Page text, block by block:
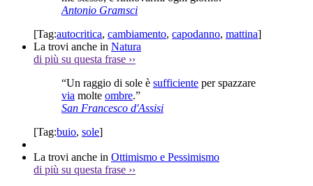
Antonio Gramsci
[Tag:autocritica, cambiamento, capodanno, mattina]
La trovi anche in Natura
di più su questa frase ››
“Un raggio di sole è sufficiente per spazzare
via molte ombre.”
San Francesco d'Assisi
[Tag:buio, sole]
La trovi anche in Ottimismo e Pessimismo
di più su questa frase ››